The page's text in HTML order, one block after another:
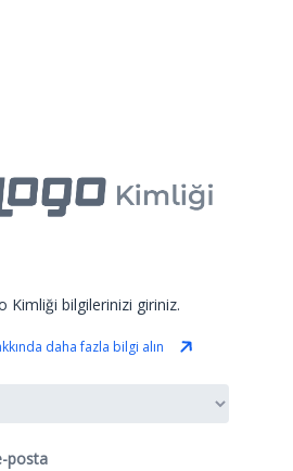
Kimliği bilgilerinizi giriniz.
daha fazla bilgi alın
posta